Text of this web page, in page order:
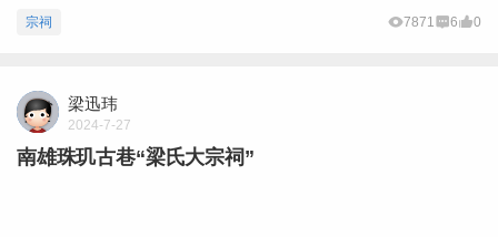
宗祠 7871 6 0
梁迅玮
2024-7-27
南雄珠玑古巷“梁氏大宗祠”